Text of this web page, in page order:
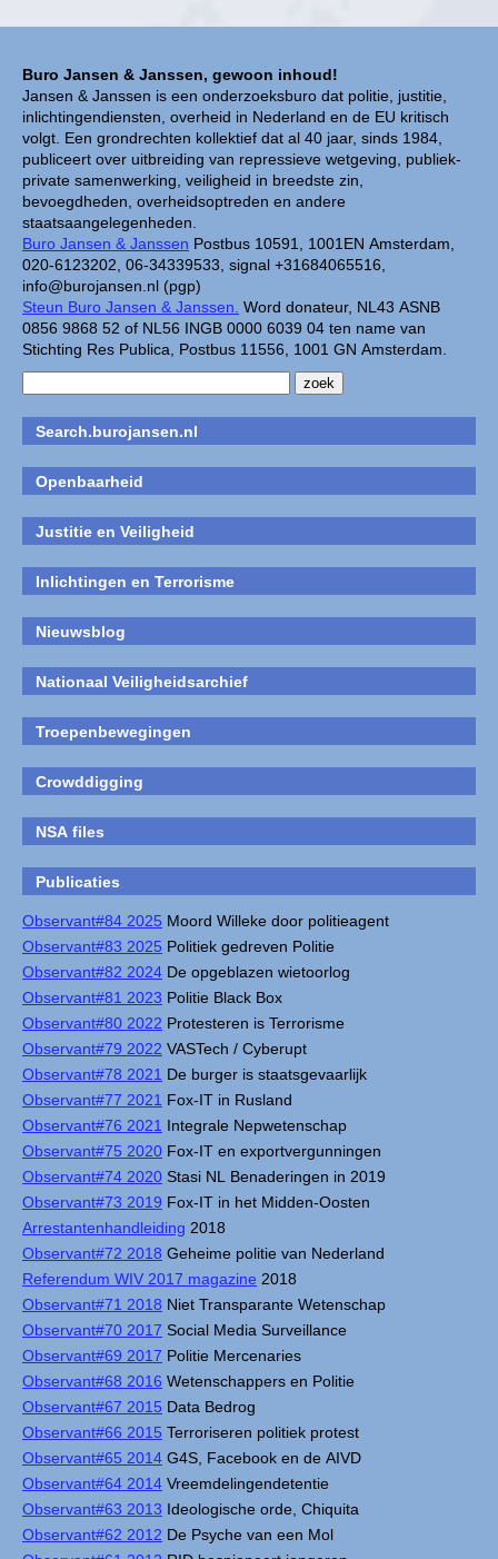
Buro Jansen & Janssen, gewoon inhoud!
Jansen & Janssen is een onderzoeksburo dat politie, justitie,
inlichtingendiensten, overheid in Nederland en de EU kritisch
volgt. Een grondrechten kollektief dat al 40 jaar, sinds 1984,
publiceert over uitbreiding van repressieve wetgeving, publiek-
private samenwerking, veiligheid in breedste zin,
bevoegdheden, overheidsoptreden en andere
staatsaangelegenheden.
Buro Jansen & Janssen Postbus 10591, 1001EN Amsterdam,
020-6123202, 06-34339533, signal +31684065516,
info@burojansen.nl (pgp)
Steun Buro Jansen & Janssen. Word donateur, NL43 ASNB
0856 9868 52 of NL56 INGB 0000 6039 04 ten name van
Stichting Res Publica, Postbus 11556, 1001 GN Amsterdam.
Search.burojansen.nl
Openbaarheid
Justitie en Veiligheid
Inlichtingen en Terrorisme
Nieuwsblog
Nationaal Veiligheidsarchief
Troepenbewegingen
Crowddigging
NSA files
Publicaties
Observant#84 2025 Moord Willeke door politieagent
Observant#83 2025 Politiek gedreven Politie
Observant#82 2024 De opgeblazen wietoorlog
Observant#81 2023 Politie Black Box
Observant#80 2022 Protesteren is Terrorisme
Observant#79 2022 VASTech / Cyberupt
Observant#78 2021 De burger is staatsgevaarlijk
Observant#77 2021 Fox-IT in Rusland
Observant#76 2021 Integrale Nepwetenschap
Observant#75 2020 Fox-IT en exportvergunningen
Observant#74 2020 Stasi NL Benaderingen in 2019
Observant#73 2019 Fox-IT in het Midden-Oosten
Arrestantenhandleiding 2018
Observant#72 2018 Geheime politie van Nederland
Referendum WIV 2017 magazine 2018
Observant#71 2018 Niet Transparante Wetenschap
Observant#70 2017 Social Media Surveillance
Observant#69 2017 Politie Mercenaries
Observant#68 2016 Wetenschappers en Politie
Observant#67 2015 Data Bedrog
Observant#66 2015 Terroriseren politiek protest
Observant#65 2014 G4S, Facebook en de AIVD
Observant#64 2014 Vreemdelingendetentie
Observant#63 2013 Ideologische orde, Chiquita
Observant#62 2012 De Psyche van een Mol